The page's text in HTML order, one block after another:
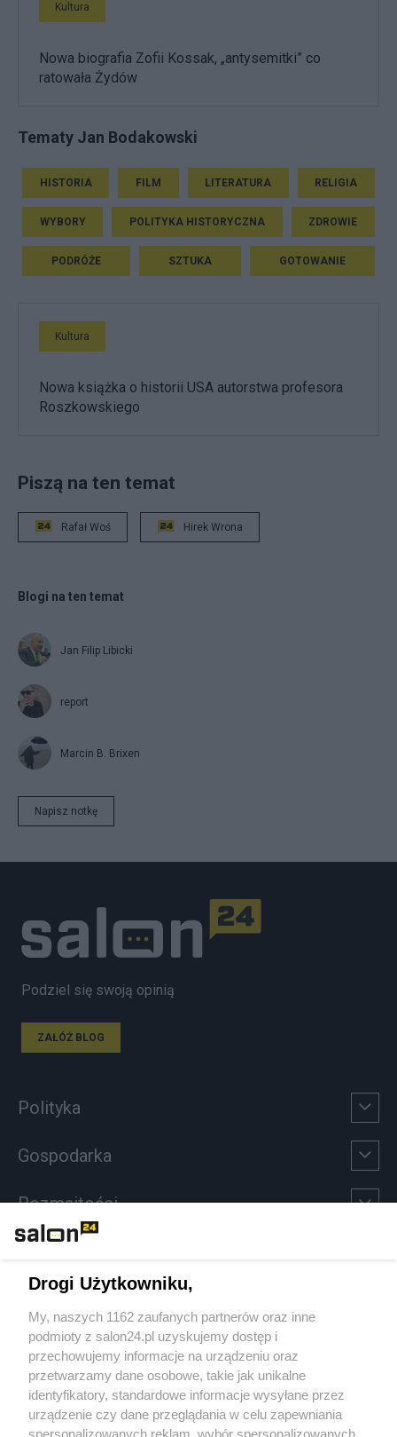
Kultura
Nowa biografia Zofii Kossak, „antysemitki” co
ratowała Żydów
Tematy Jan Bodakowski
HISTORIA FILM LITERATURA RELIGIA
WYBORY POLITYKA HISTORYCZNA ZDROWIE
PODRÓŻE SZTUKA GOTOWANIE
Kultura
Nowa książka o historii USA autorstwa profesora
Roszkowskiego
Piszą na ten temat
Rafał Woś Hirek Wrona
Blogi na ten temat
Jan Filip Libicki
report
Marcin B. Brixen
Napisz notkę
Podziel się swoją opinią
ZAŁÓŻ BLOG
Polityka
Gospodarka
Rozmaitości
Sport
Społeczeństwo
Kultura
Drogi Użytkowniku,
My, naszych 1162 zaufanych partnerów oraz inne
podmioty z salon24.pl uzyskujemy dostęp i
przechowujemy informacje na urządzeniu oraz
przetwarzamy dane osobowe, takie jak unikalne
identyfikatory, standardowe informacje wysyłane przez
urządzenie czy dane przeglądania w celu zapewniania
spersonalizowanych reklam, wybór spersonalizowanych